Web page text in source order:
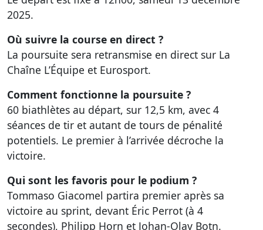
2025.
Où suivre la course en direct ?
La poursuite sera retransmise en direct sur La
Chaîne L’Équipe et Eurosport.
Comment fonctionne la poursuite ?
60 biathlètes au départ, sur 12,5 km, avec 4
séances de tir et autant de tours de pénalité
potentiels. Le premier à l’arrivée décroche la
victoire.
Qui sont les favoris pour le podium ?
Tommaso Giacomel partira premier après sa
victoire au sprint, devant Éric Perrot (à 4
secondes), Philipp Horn et Johan-Olav Botn.